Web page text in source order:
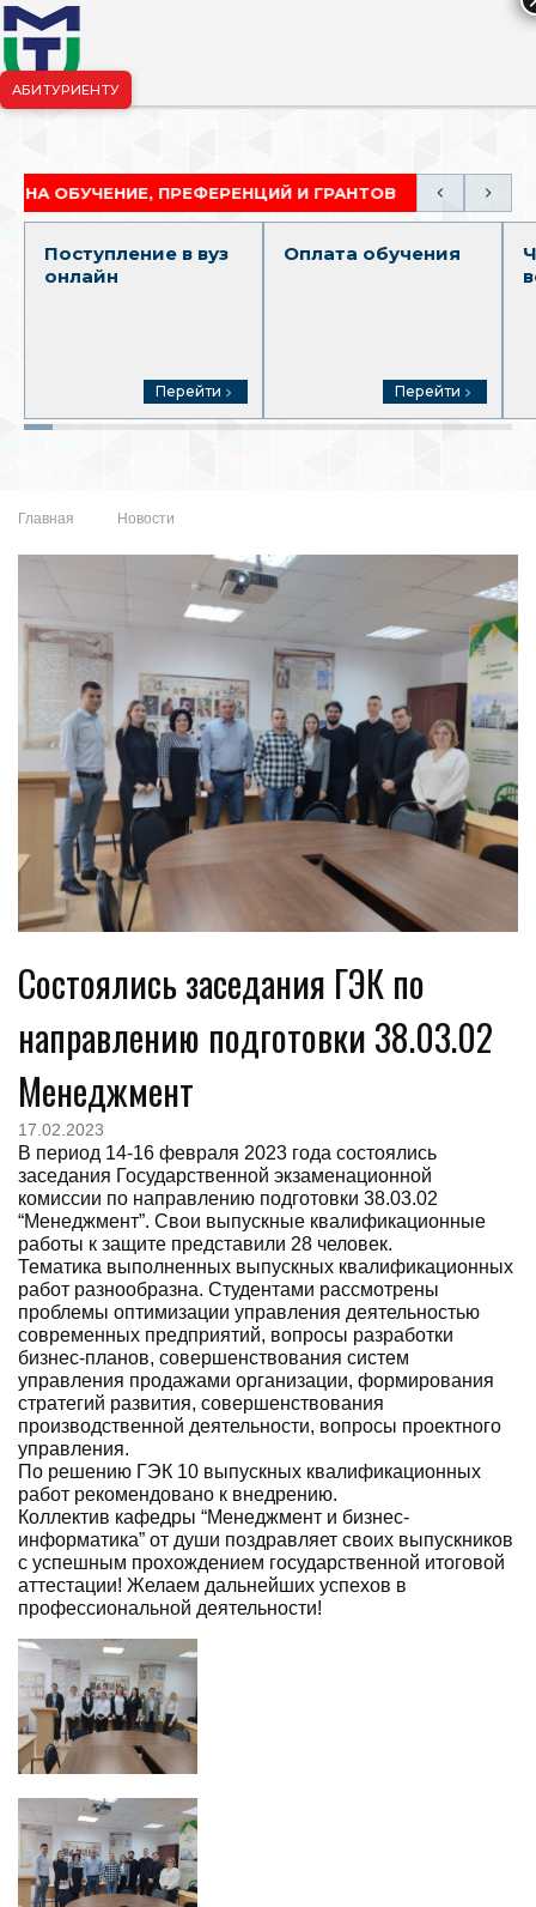
АБИТУРИЕНТУ
ПРЕФЕРЕНЦИЙ И ГРАНТОВ
Поступление в вуз
онлайн
Перейти
Оплата обучения
Перейти
Главная Новости
Состоялись заседания ГЭК по
направлению подготовки 38.03.02
Менеджмент
17.02.2023
В период 14-16 февраля 2023 года состоялись
заседания Государственной экзаменационной
комиссии по направлению подготовки 38.03.02
“Менеджмент”. Свои выпускные квалификационные
работы к защите представили 28 человек.
Тематика выполненных выпускных квалификационных
работ разнообразна. Студентами рассмотрены
проблемы оптимизации управления деятельностью
современных предприятий, вопросы разработки
бизнес-планов, совершенствования систем
управления продажами организации, формирования
стратегий развития, совершенствования
производственной деятельности, вопросы проектного
управления.
По решению ГЭК 10 выпускных квалификационных
работ рекомендовано к внедрению.
Коллектив кафедры “Менеджмент и бизнес-
информатика” от души поздравляет своих выпускников
с успешным прохождением государственной итоговой
аттестации! Желаем дальнейших успехов в
профессиональной деятельности!